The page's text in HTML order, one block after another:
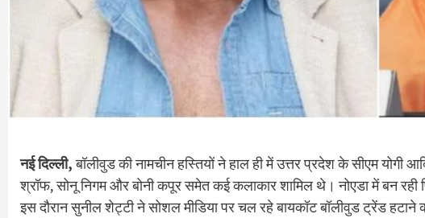
नई दिल्ली,बॉलीवुड की नामचीन हस्तियों ने हाल ही में उत्तर प्रदेश के सीएम
श्रॉफ, सोनू निगम और बोनी कपूर समेत कई कलाकार शामिल थे। नोएडा में बन रही
इस दौरान सुनील शेट्टी ने सोशल मीडिया पर चल रहे बायकॉट बॉलीवुड ट्रेंड हटाने